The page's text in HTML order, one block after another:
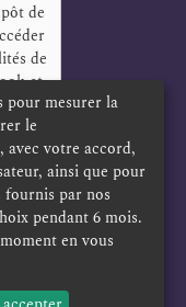
de
de
et
pour mesurer la
le
votre accord,
ainsi que pour
fournis par nos
pendant 6 mois.
en vous